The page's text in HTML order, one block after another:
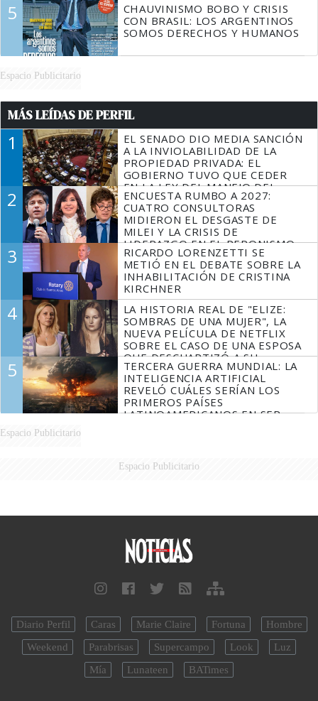
5
CHAUVINISMO BOBO Y CRISIS
CON BRASIL: LOS ARGENTINOS
SOMOS DERECHOS Y HUMANOS
Espacio Publicitario
MÁS LEÍDAS DE PERFIL
1
EL SENADO DIO MEDIA SANCIÓN
A LA INVIOLABILIDAD DE LA
PROPIEDAD PRIVADA: EL
GOBIERNO TUVO QUE CEDER
EN LA LEY DEL MANEJO DEL
FUEGO
2
ENCUESTA RUMBO A 2027:
CUATRO CONSULTORAS
MIDIERON EL DESGASTE DE
MILEI Y LA CRISIS DE
LIDERAZGO EN EL PERONISMO
3
RICARDO LORENZETTI SE
METIÓ EN EL DEBATE SOBRE LA
INHABILITACIÓN DE CRISTINA
KIRCHNER
4
LA HISTORIA REAL DE "ELIZE:
SOMBRAS DE UNA MUJER", LA
NUEVA PELÍCULA DE NETFLIX
SOBRE EL CASO DE UNA ESPOSA
QUE DESCUARTIZÓ A SU
MARIDO
5
TERCERA GUERRA MUNDIAL: LA
INTELIGENCIA ARTIFICIAL
REVELÓ CUÁLES SERÍAN LOS
PRIMEROS PAÍSES
LATINOAMERICANOS EN SER
Espacio Publicitario
Espacio Publicitario
Diario Perfil Caras Marie Claire Fortuna
Hombre
Weekend
Parabrisas Supercampo Look
Luz
Mía
Lunateen BATimes